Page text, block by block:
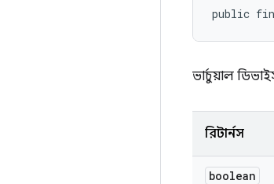
public
ভার্চুয়াল
রিটার্নস
boolean